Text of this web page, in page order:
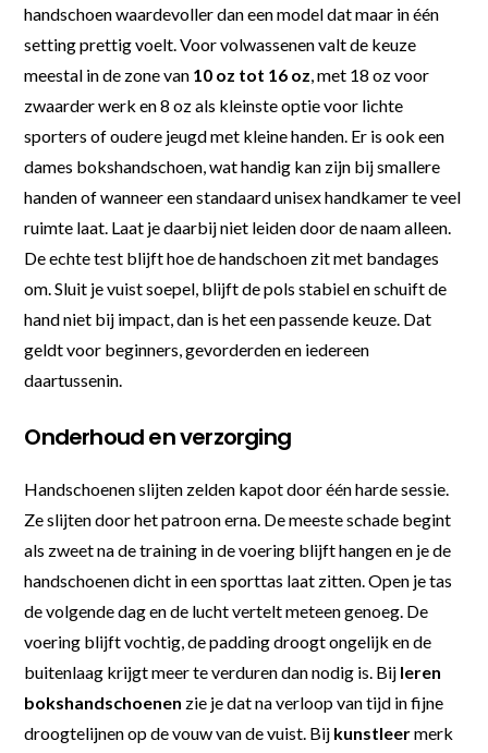
handschoen waardevoller dan een model dat maar in één
setting prettig voelt. Voor volwassenen valt de keuze
meestal in de zone van 10 oz tot 16 oz, met 18 oz voor
zwaarder werk en 8 oz als kleinste optie voor lichte
sporters of oudere jeugd met kleine handen. Er is ook een
dames bokshandschoen, wat handig kan zijn bij smallere
handen of wanneer een standaard unisex handkamer te veel
ruimte laat. Laat je daarbij niet leiden door de naam alleen.
De echte test blijft hoe de handschoen zit met bandages
om. Sluit je vuist soepel, blijft de pols stabiel en schuift de
hand niet bij impact, dan is het een passende keuze. Dat
geldt voor beginners, gevorderden en iedereen
daartussenin.
Onderhoud en verzorging
Handschoenen slijten zelden kapot door één harde sessie.
Ze slijten door het patroon erna. De meeste schade begint
als zweet na de training in de voering blijft hangen en je de
handschoenen dicht in een sporttas laat zitten. Open je tas
de volgende dag en de lucht vertelt meteen genoeg. De
voering blijft vochtig, de padding droogt ongelijk en de
buitenlaag krijgt meer te verduren dan nodig is. Bij leren
bokshandschoenen zie je dat na verloop van tijd in fijne
droogtelijnen op de vouw van de vuist. Bij kunstleermerk